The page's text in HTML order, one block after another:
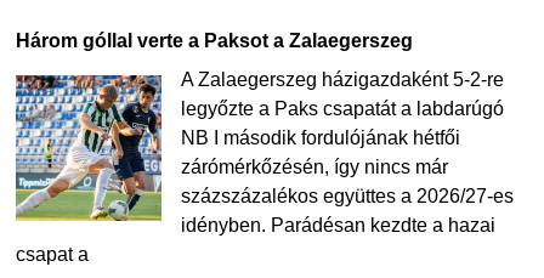
Három góllal verte a Paksot a Zalaegerszeg
A Zalaegerszeg házigazdaként 5-2-re
legyőzte a Paks csapatát a labdarúgó
NB I második fordulójának hétfői
zárómérkőzésén, így nincs már
százszázalékos együttes a 2026/27-es
idényben. Parádésan kezdte a hazai
csapat a